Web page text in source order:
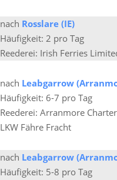
nach Rosslare (IE)
Häufigkeit: 2 pro Tag
Reederei: Irish Ferries
nach Leabgarrow
Häufigkeit: 6-7 pro Tag
Reederei: Arranmore
LKW Fähre Fracht
nach Leabgarrow
Häufigkeit: 5-8 pro Tag